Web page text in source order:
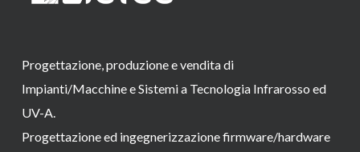
Progettazione, produzione e vendita di
Impianti/Macchine e Sistemi a Tecnologia Infrarosso ed
UV-A.
Progettazione ed ingegnerizzazione firmware/hardware